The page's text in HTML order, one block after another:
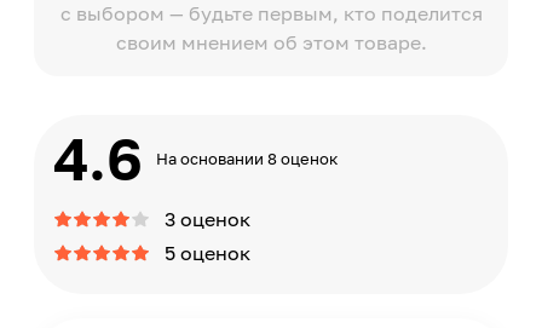
с выбором — будьте первым, кто поделится
своим мнением об этом товаре.
4.6 На основании 8 оценок
3 оценок
5 оценок